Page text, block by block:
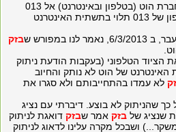
בתאריך 11/3/13, בוצע לבקשתנו מעבר מחברת הוט (בטלפון ובאינטרנט) אל 013
בתשתית האינטרנט (גם הטלפון של 013 תלוי בתשתית האינטרנט
לנו במפורש ש
בזק
הציוד הטלפוני (בעקבות הודעת ניתוק
לנו ששירות האינטרנט של הוט לא נותק והחיוב
לא עמדו בהתחייבותם ולא סגרו את
כך שהניתוק לא בוצע. דיברתי עם נציג
שנציג של בזק אמר שבזק דואגת לניתוק
ושבכל מקרה עלינו לדאוג לניתוק